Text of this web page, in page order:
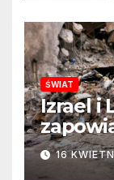
ŚWIAT
Izrael i
wojny
16